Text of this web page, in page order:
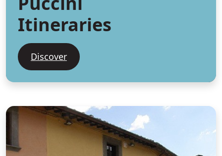
Itineraries
Discover